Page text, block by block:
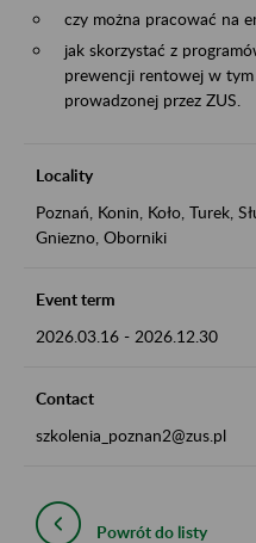
czy można pracować na
jak skorzystać z
prewencji rentowej w
prowadzonej przez ZUS.
Locality
Poznań, Konin, Koło, Turek,
Gniezno, Oborniki
Event term
2026.03.16 - 2026.12.30
Contact
szkolenia_poznan2@zus.pl
Powrót do listy